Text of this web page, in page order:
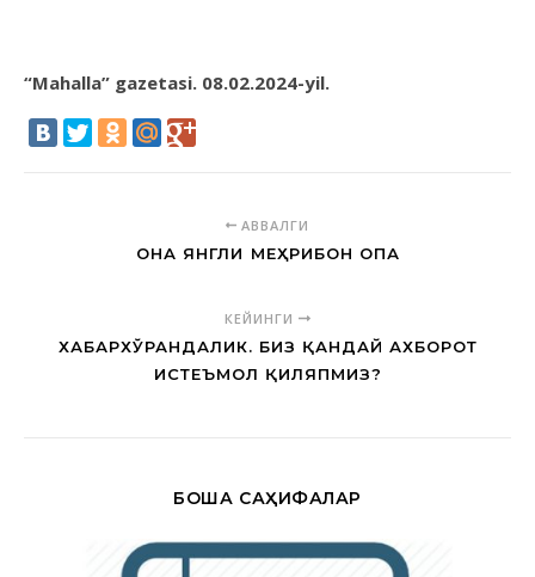
“Mahalla” gazetasi. 08.02.2024-yil.
АВВАЛГИ
ОНА ЯНГЛИҒ МЕҲРИБОН ОПА
КЕЙИНГИ
ХАБАРХЎРАНДАЛИК. БИЗ ҚАНДАЙ АХБОРОТ
ИСТЕЪМОЛ ҚИЛЯПМИЗ?
БОШҚА САҲИФАЛАР